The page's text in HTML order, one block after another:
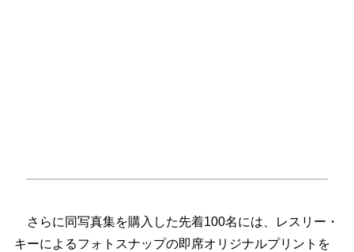
さらに同写真集を購入した先着100名には、レスリー・
キーによるフォトスナップの即席オリジナルプリントを